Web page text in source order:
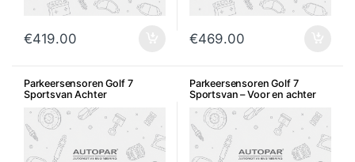
€419.00 €469.00
Parkeersensoren Golf 7
Sportsvan Achter
Parkeersensoren Golf 7
Sportsvan – Voor en achter